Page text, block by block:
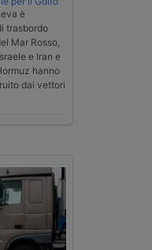
è
trasbordo
Mar Rosso,
e Iran e
hanno
dai vettori